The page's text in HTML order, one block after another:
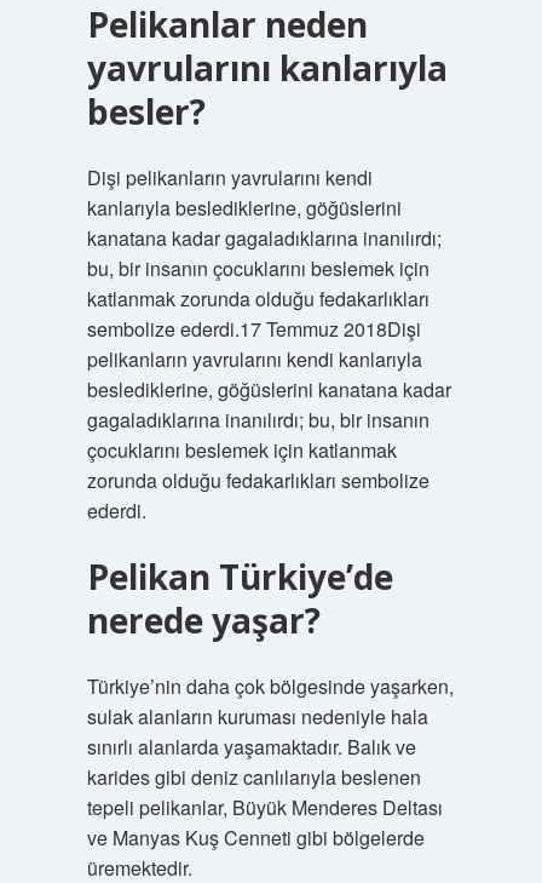
Pelikanlar neden
yavrularını kanlarıyla
besler?
Dişi pelikanların yavrularını kendi
kanlarıyla beslediklerine, göğüslerini
kanatana kadar gagaladıklarına inanılırdı;
bu, bir insanın çocuklarını beslemek için
katlanmak zorunda olduğu fedakarlıkları
sembolize ederdi.17 Temmuz 2018Dişi
pelikanların yavrularını kendi kanlarıyla
beslediklerine, göğüslerini kanatana kadar
gagaladıklarına inanılırdı; bu, bir insanın
çocuklarını beslemek için katlanmak
zorunda olduğu fedakarlıkları sembolize
ederdi.
Pelikan Türkiye’de
nerede yaşar?
Türkiye’nin daha çok bölgesinde yaşarken,
sulak alanların kuruması nedeniyle hala
sınırlı alanlarda yaşamaktadır. Balık ve
karides gibi deniz canlılarıyla beslenen
tepeli pelikanlar, Büyük Menderes Deltası
ve Manyas Kuş Cenneti gibi bölgelerde
üremektedir.